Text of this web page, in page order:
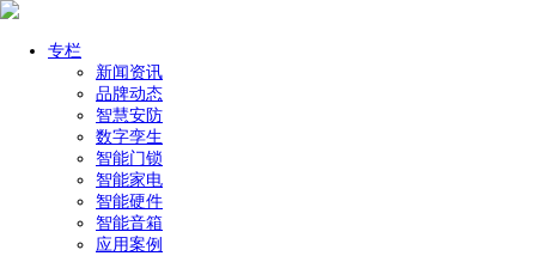
专栏
新闻资讯
品牌动态
智慧安防
数字孪生
智能门锁
智能家电
智能硬件
智能音箱
应用案例